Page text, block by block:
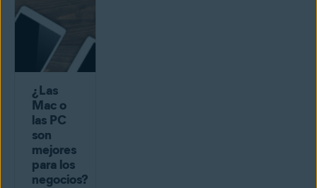
¿Las
Mac o
las PC
son
mejores
para los
negocios?